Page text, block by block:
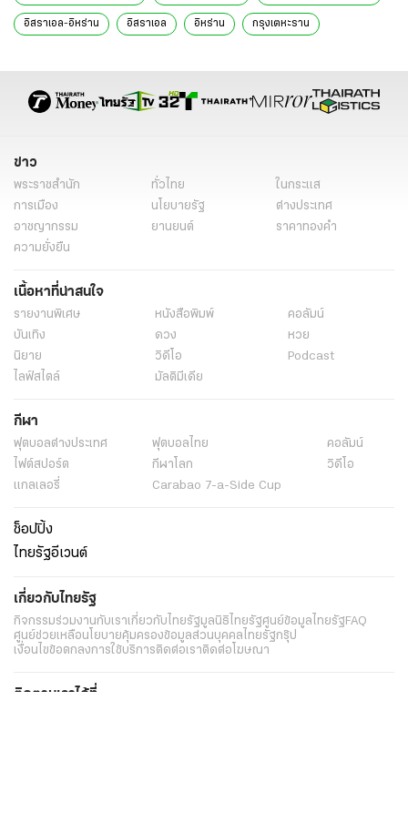
อิสราเอล-อิหร่าน อิสราเอล อิหร่าน กรุงเตหะราน
สงครามอิสราเอล-อิหร่าน ล่าสุด ข่าวด่วน ข่าวต่างประเทศ
ข่าว
พระราชสำนัก ทั่วไทย
ในกระแส
การเมือง
นโยบายรัฐ
ต่างประเทศ
อาชญากรรม
ยานยนต์
ราคาทองคำ
ความยั่งยืน
เนื้อหาที่น่าสนใจ
รายงานพิเศษ หนังสือพิมพ์
คอลัมน์
บันเทิง
ดวง
หวย
นิยาย
วิดีโอ
Podcast
ไลฟ์สไตล์
มัลติมีเดีย
กีฬา
ฟุตบอลต่่างประเทศ ฟุตบอลไทย
คอลัมน์
ไฟต์สปอร์ต
กีฬาโลก
วิดีโอ
แกลเลอรี่
Carabao 7-a-Side Cup
ช็อปปิ้ง
ไทยรัฐอีเวนต์
เกี่ยวกับไทยรัฐ
กิจกรรมร่วมงานกับเราเกี่ยวกับไทยรัฐมูลนิธิไทยรัฐศูนย์ข้อมูลไทยรัฐFAQ
ศูนย์ช่วยเหลือนโยบายคุ้มครองข้อมูลส่วนบุคคลไทยรัฐกรุ๊ป
เงื่อนไขข้อตกลงการใช้บริการติดต่อเราติดต่อโฆษณา
ติดตามเราได้ที่